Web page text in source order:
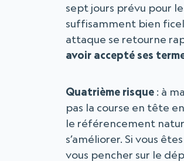
sept jours prévu pour
suffisamment bien
attaque se retourne
avoir accepté ses
Quatrième risque : à
pas la course en tête
le référencement
s’améliorer. Si vous
vous pencher sur le